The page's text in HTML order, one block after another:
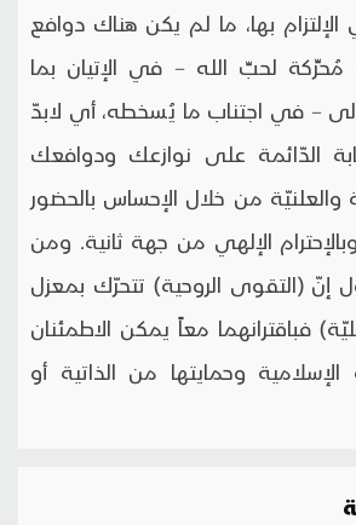
بها، ما لم يكن هناك دوافع
لحبِّ الله – في الإتيان بما
– في اجتناب ما يُسخطه، أي لابدّ
الدّائمة على نوازعك ودوافعك
والعلنيّة من خلال الإحساس بالحضور
الإلهي من جهة ثانية. ومن
إنّ (التقوى الروحية) تتحرّك بمعزل
فباقترانهما معاً يمكن الاطمئنان
الإسلامية وحمايتها من الذاتية أو